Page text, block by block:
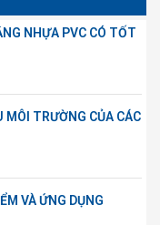
NHỰA PVC CÓ TỐT
MÔI TRƯỜNG CỦA CÁC
VÀ ỨNG DỤNG